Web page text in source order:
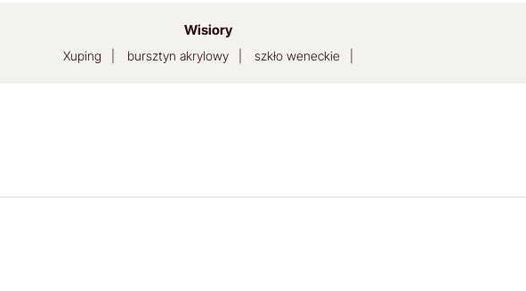
Wisiory
Xuping bursztyn akrylowy szkło weneckie